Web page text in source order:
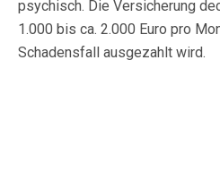
psychisch. Die Versicherung
1.000 bis ca. 2.000 Euro pro
Schadensfall ausgezahlt wird.